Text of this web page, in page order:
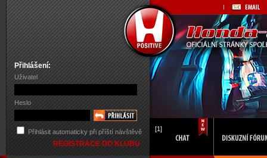
Přihlášení:
Uživatel
Heslo
Přihlásit automaticky při příští návštěvě
REGISTRACE DO KLUBU
[1]